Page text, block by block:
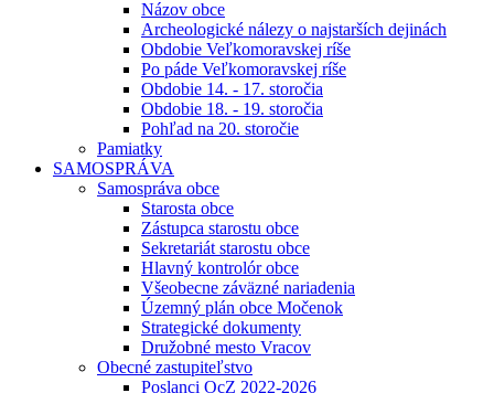
Názov obce
Archeologické nálezy o najstarších dejinách
Obdobie Veľkomoravskej ríše
Po páde Veľkomoravskej ríše
Obdobie 14. - 17. storočia
Obdobie 18. - 19. storočia
Pohľad na 20. storočie
Pamiatky
SAMOSPRÁVA
Samospráva obce
Starosta obce
Zástupca starostu obce
Sekretariát starostu obce
Hlavný kontrolór obce
Všeobecne záväzné nariadenia
Územný plán obce Močenok
Strategické dokumenty
Družobné mesto Vracov
Obecné zastupiteľstvo
Poslanci OcZ 2022-2026